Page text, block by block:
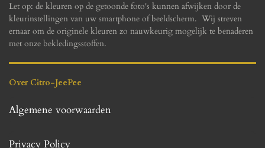
Let op: de kleuren op de getoonde foto's kunnen afwijken door de
kleurinstellingen van uw smartphone of beeldscherm. Wij streven
ernaar om de originele kleuren zo nauwkeurig mogelijk te benaderen
met onze bekledingsstoffen.
Over Citro-JeePee
Algemene voorwaarden
Privacy Policy